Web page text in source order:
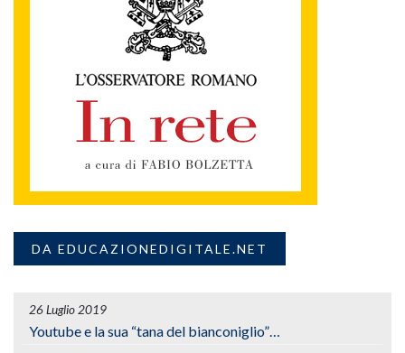
DA EDUCAZIONEDIGITALE.NET
26 Luglio 2019
Youtube e la sua “tana del bianconiglio”…